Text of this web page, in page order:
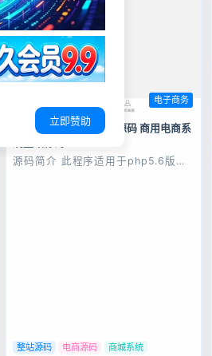
电子商务
最新优化实体商品销售源码 商用电商系
源码简介 此程序适用于php5.6版本
整站源码 电商源码 商城系统
立即赞助